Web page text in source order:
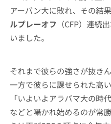
アーバン大に敗れ、その結
ルプレーオフ （CFP）連続
いました。
それまで彼らの強さが抜き
一方で彼らに課せられた高
「いよいよアラバマ大の時
などと囁かれ始めるのが常